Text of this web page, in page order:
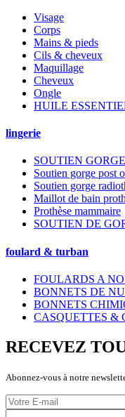
Visage
Corps
Mains & pieds
Cils & cheveux
Maquillage
Cheveux
Ongle
HUILE
lingerie
SOUTIEN
Soutien gorge post
Soutien gorge
Maillot de bain
Prothèse mammaire
SOUTIEN DE
foulard & turban
FOULARDS A
BONNETS DE
BONNETS
CASQUETTES &
RECEVEZ
Abonnez-vous à notre